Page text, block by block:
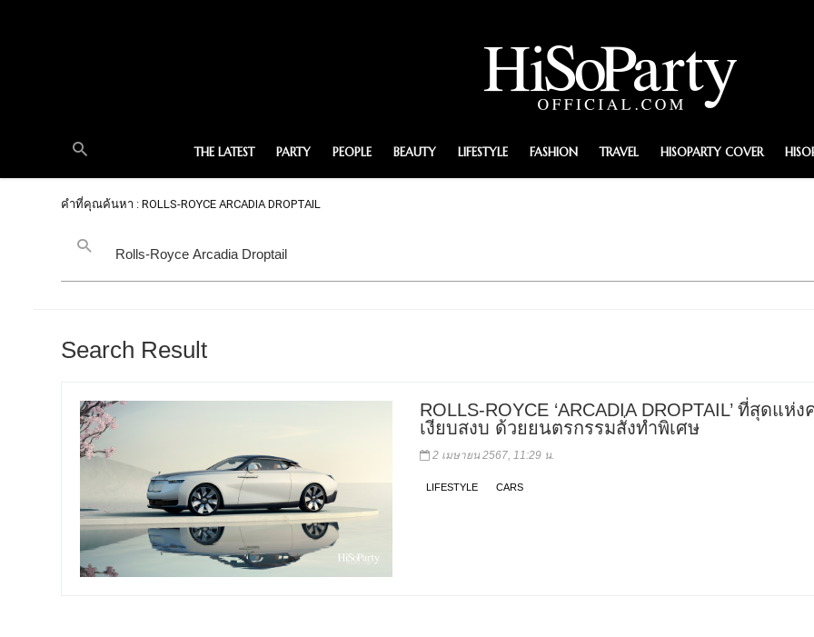
THE LATEST PARTY PEOPLE BEAUTY LIFESTYLE FASHION TRAVEL HISOPARTY COVER
คำที่คุณค้นหา : ROLLS-ROYCE ARCADIA DROPTAIL
Search Result
ROLLS-ROYCE ‘ARCADIA DROPTAIL’ ที่สุดแห่ง
เงียบสงบ ด้วยยนตรกรรมสั่งทำพิเศษ
2 เมษายน 2567, 11:29 น.
LIFESTYLE CARS